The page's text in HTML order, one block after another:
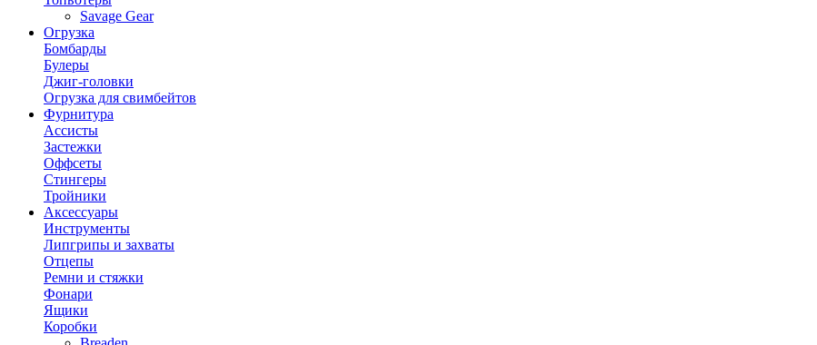
Savage Gear
Огрузка
Бомбарды
Булеры
Джиг-головки
Огрузка для свимбейтов
Фурнитура
Ассисты
Застежки
Оффсеты
Стингеры
Тройники
Аксессуары
Инструменты
Липгрипы и захваты
Отцепы
Ремни и стяжки
Фонари
Ящики
Коробки